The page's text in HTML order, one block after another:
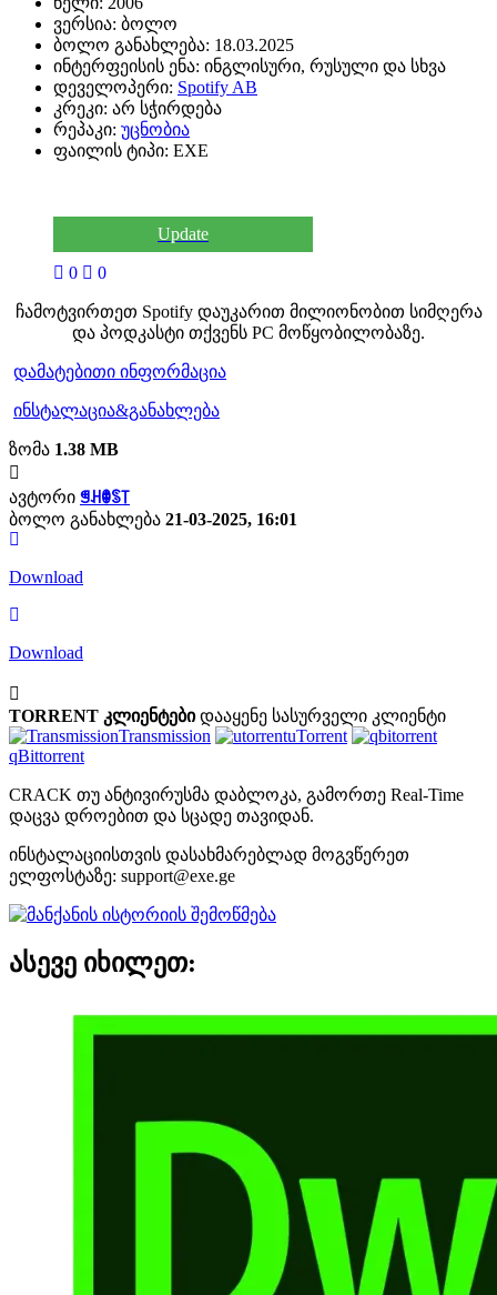
ვერსია: ბოლო
ბოლო განახლება: 18.03.2025
ინტერფეისის ენა: ინგლისური, რუსული და სხვა
დეველოპერი: Spotify AB
კრეკი: არ სჭირდება
რეპაკი: უცნობია
ფაილის ტიპი: EXE
Update
0 0
ჩამოტვირთეთ Spotify დაუკარით მილიონობით სიმღერა
და პოდკასტი თქვენს PC მოწყობილობაზე.
დამატებითი ინფორმაცია
ინსტალაცია&განახლება
ზომა 1.38 MB
ავტორი ꁅꃅꂦꌗ꓄
ბოლო განახლება 21-03-2025, 16:01
Download
Download
TORRENT კლიენტები დააყენე სასურველი კლიენტი
Transmission
uTorrent
qBittorrent
CRACK თუ ანტივირუსმა დაბლოკა, გამორთე Real-Time
დაცვა დროებით და სცადე თავიდან.
ინსტალაციისთვის დასახმარებლად მოგვწერეთ
ელფოსტაზე: support@exe.ge
ასევე იხილეთ: